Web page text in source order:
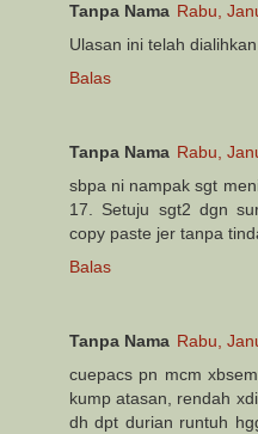
Tanpa Nama Rabu,
Ulasan ini telah
Balas
Tanpa Nama Rabu,
sbpa ni nampak sgt
17. Setuju sgt2 dgn
copy paste jer tanpa
Balas
Tanpa Nama Rabu,
cuepacs pn mcm
kump atasan, rendah
dh dpt durian runtuh